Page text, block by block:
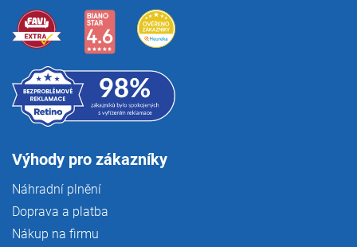
Výhody pro zákazníky
Náhradní plnění
Doprava a platba
Nákup na firmu